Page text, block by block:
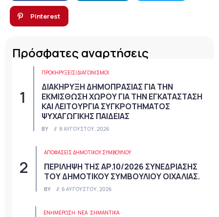
Pinterest
Πρόσφατες αναρτήσεις
ΠΡΟΚΗΡΎΞΕΙΣ/ΔΙΑΓΩΝΙΣΜΟΊ
ΔΙΑΚΗΡΥΞΗ ΔΗΜΟΠΡΑΣΙΑΣ ΓΙΑ ΤΗΝ
ΕΚΜΙΣΘΩΣΗ ΧΩΡΟΥ ΓΙΑ ΤΗΝ ΕΓΚΑΤΑΣΤΑΣΗ
ΚΑΙ ΛΕΙΤΟΥΡΓΙΑ ΣΥΓΚΡΟΤΗΜΑΤΟΣ
ΨΥΧΑΓΩΓΙΚΗΣ ΠΑΙΔΕΙΑΣ
BY 8 ΑΥΓΟΎΣΤΟΥ, 2026
ΑΠΟΦΆΣΕΙΣ ΔΗΜΟΤΙΚΟΎ ΣΥΜΒΟΥΛΊΟΥ
ΠΕΡΙΛΗΨΗ ΤΗΣ ΑΡ.10/2026 ΣΥΝΕΔΡΙΑΣΗΣ
ΤΟΥ ΔΗΜΟΤΙΚΟΥ ΣΥΜΒΟΥΛΙΟΥ ΟΙΧΑΛΙΑΣ.
BY 6 ΑΥΓΟΎΣΤΟΥ, 2026
ΕΝΗΜΕΡΩΣΗ ΝΈΑ ΣΗΜΑΝΤΙΚΆ